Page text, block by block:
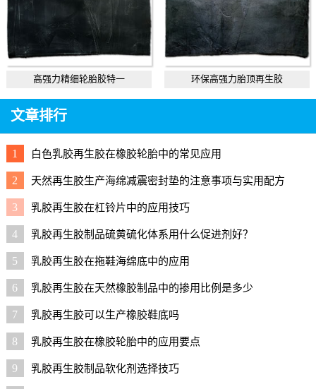
高强力精细轮胎胶特一 环保高强力胎顶再生胶
文章排行
1 白色乳胶再生胶在橡胶轮胎中的常见应用
2 天然再生胶生产海绵减震密封垫的注意事项与实用配方
3 乳胶再生胶在杠铃片中的应用技巧
4 乳胶再生胶制品硫黄硫化体系用什么促进剂好？
5 乳胶再生胶在拖鞋海绵底中的应用
6 乳胶再生胶在天然橡胶制品中的掺用比例是多少
7 乳胶再生胶可以生产橡胶鞋底吗
8 乳胶再生胶在橡胶轮胎中的应用要点
9 乳胶再生胶制品软化剂选择技巧